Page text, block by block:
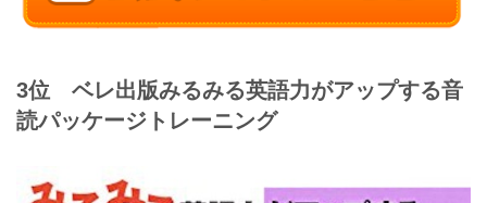
3位 ベレ出版みるみる英語力がアップする音
読パッケージトレーニング